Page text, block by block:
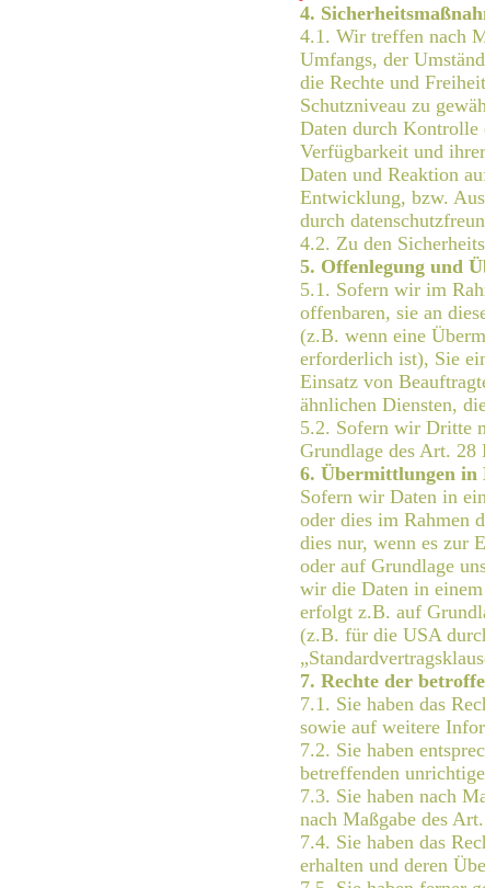
4.
4.1. Wir treffen nach
Umfangs, der
die Rechte und
Schutzniveau zu
Daten durch Kontrolle
Verfügbarkeit und
Daten und Reaktion
Entwicklung, bzw.
durch
4.2. Zu den
5. Offenlegung und
5.1. Sofern wir im
offenbaren, sie an
(z.B. wenn eine
erforderlich ist), Sie
Einsatz von
ähnlichen Diensten,
5.2. Sofern wir Dritte
Grundlage des Art. 28
6. Übermittlungen
Sofern wir Daten in
oder dies im Rahmen
dies nur, wenn es zur
oder auf Grundlage
wir die Daten in
erfolgt z.B. auf
(z.B. für die USA
7. Rechte der
7.1. Sie haben das
sowie auf weitere
7.2. Sie haben
betreffenden
7.3. Sie haben nach
nach Maßgabe des
7.4. Sie haben das
erhalten und deren